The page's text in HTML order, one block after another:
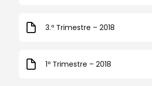
3.º Trimestre – 2018
1º Trimestre – 2018